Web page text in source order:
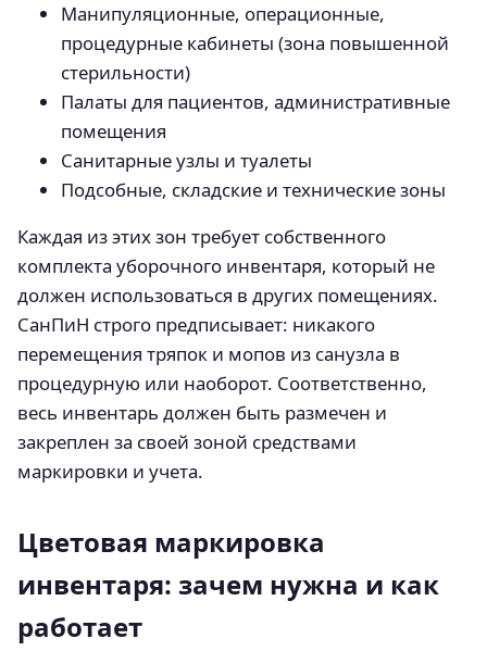
Манипуляционные, операционные,
процедурные кабинеты (зона повышенной
стерильности)
Палаты для пациентов, административные
помещения
Санитарные узлы и туалеты
Подсобные, складские и технические зоны
Каждая из этих зон требует собственного
комплекта уборочного инвентаря, который не
должен использоваться в других помещениях.
СанПиН строго предписывает: никакого
перемещения тряпок и мопов из санузла в
процедурную или наоборот. Соответственно,
весь инвентарь должен быть размечен и
закреплен за своей зоной средствами
маркировки и учета.
Цветовая маркировка
инвентаря: зачем нужна и как
работает